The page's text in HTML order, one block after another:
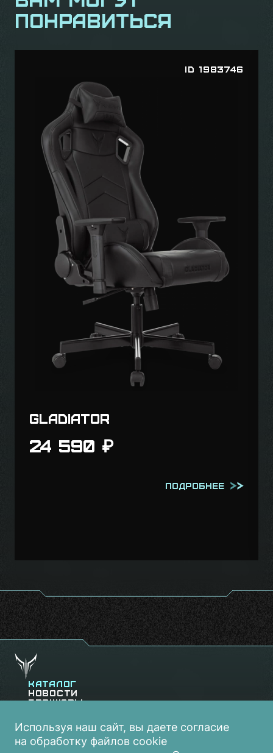
понравиться
ID 1717271
Neon
Каталог
Новости
Брошюры
Используя наш сайт, вы даете согласие
на обработку файлов cookie